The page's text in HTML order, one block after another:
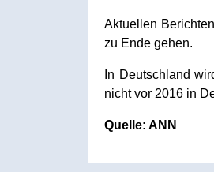
Aktuellen
zu Ende gehen.
In Deutschland
nicht vor 2016 in
Quelle: ANN